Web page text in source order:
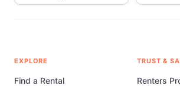
EXPLORE
Find a Rental
TRUST &
Renters